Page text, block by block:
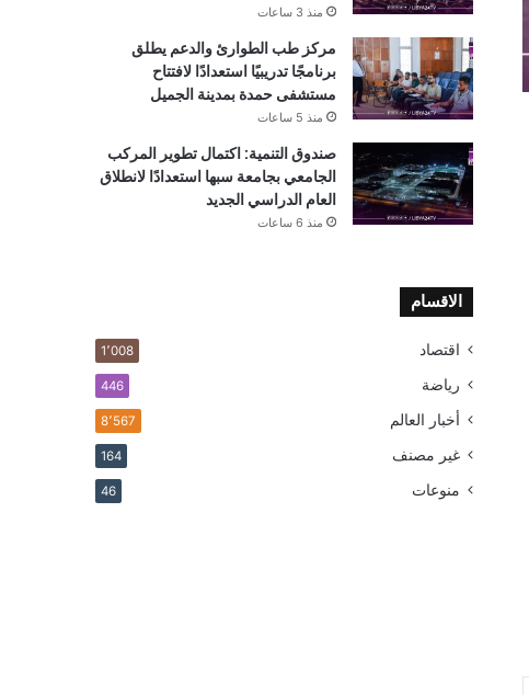
منذ 3 ساعات
مركز طب الطوارئ والدعم يطلق
برنامجًا تدريبيًا استعدادًا لافتتاح
مستشفى حمدة بمدينة الجميل
منذ 5 ساعات
صندوق التنمية: اكتمال تطوير المركب
الجامعي بجامعة سبها استعدادًا لانطلاق
العام الدراسي الجديد
منذ 6 ساعات
الاقسام
اقتصاد 1٬008
رياضة 446
أخبار العالم 8٬567
غير مصنف 164
منوعات 46